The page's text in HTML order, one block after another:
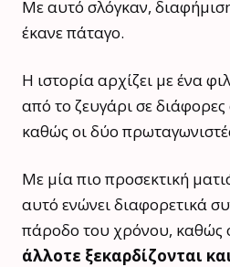
Με αυτό σλόγκαν,
έκανε πάταγο.
Η ιστορία αρχίζει με ένα
από το ζευγάρι σε
καθώς οι δύο
Με μία πιο προσεκτική
αυτό ενώνει διαφορετικά
πάροδο του χρόνου, καθώς
άλλοτε ξεκαρδίζονται